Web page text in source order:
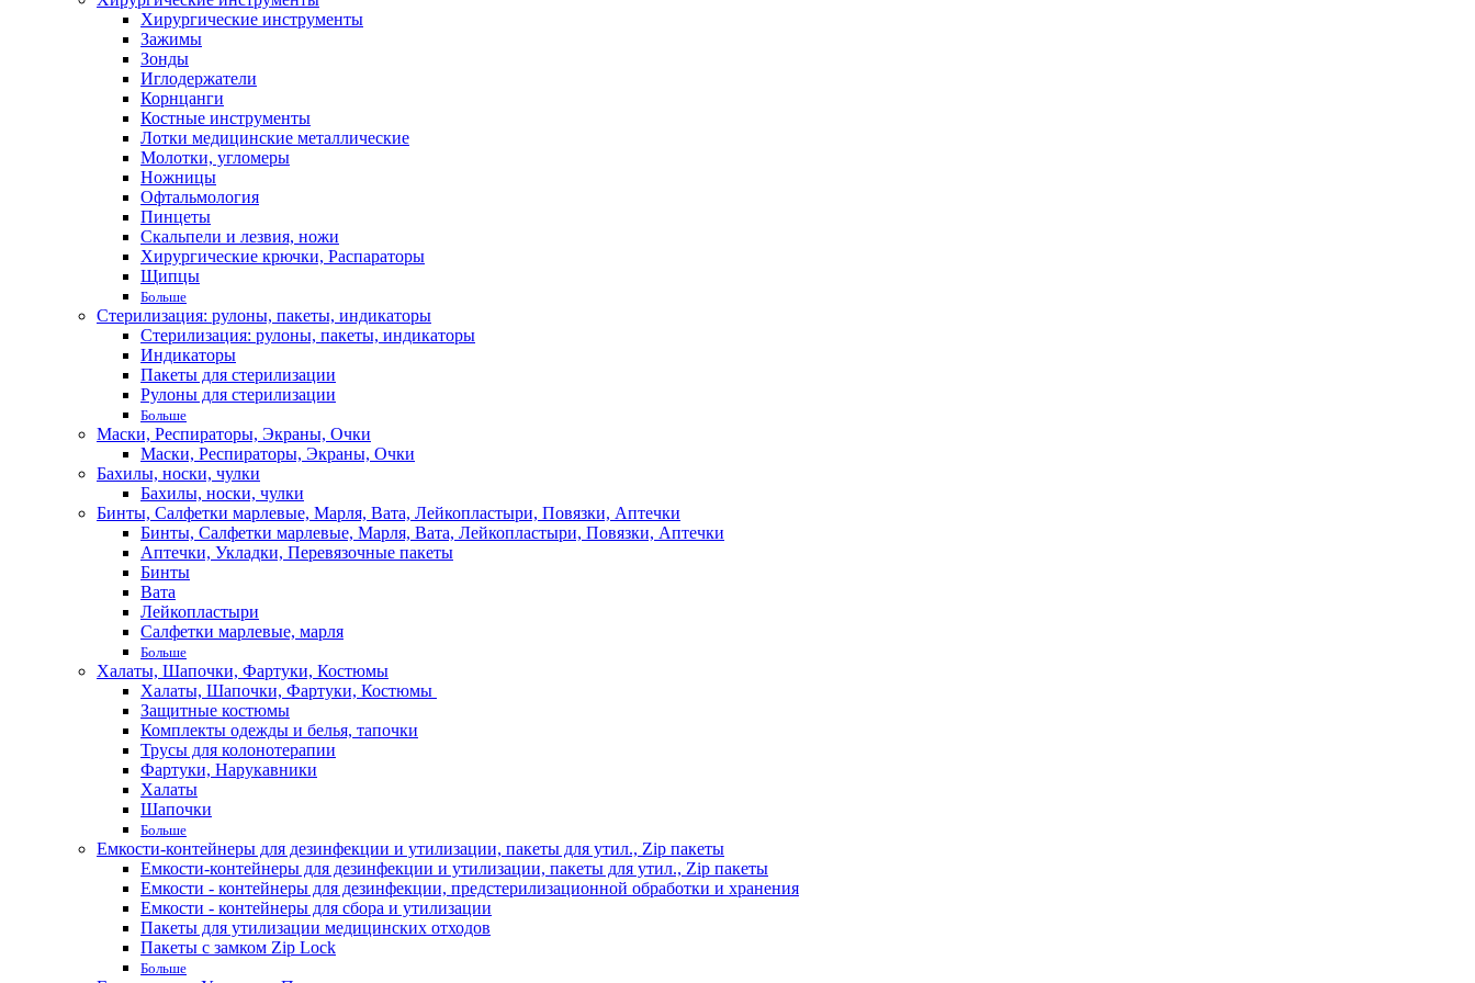
Хирургические инструменты
Зажимы
Зонды
Иглодержатели
Корнцанги
Костные инструменты
Лотки медицинские металлические
Молотки, угломеры
Ножницы
Офтальмология
Пинцеты
Скальпели и лезвия, ножи
Хирургические крючки, Распараторы
Щипцы
Больше
Стерилизация: рулоны, пакеты, индикаторы
Стерилизация: рулоны, пакеты, индикаторы
Индикаторы
Пакеты для стерилизации
Рулоны для стерилизации
Больше
Маски, Респираторы, Экраны, Очки
Маски, Респираторы, Экраны, Очки
Бахилы, носки, чулки
Бахилы, носки, чулки
Бинты, Салфетки марлевые, Марля, Вата, Лейкопластыри, Повязки, Аптечки
Бинты, Салфетки марлевые, Марля, Вата, Лейкопластыри, Повязки, Аптечки
Аптечки, Укладки, Перевязочные пакеты
Бинты
Вата
Лейкопластыри
Салфетки марлевые, марля
Больше
Халаты, Шапочки, Фартуки, Костюмы
Халаты, Шапочки, Фартуки, Костюмы
Защитные костюмы
Комплекты одежды и белья, тапочки
Трусы для колонотерапии
Фартуки, Нарукавники
Халаты
Шапочки
Больше
Емкости-контейнеры для дезинфекции и утилизации, пакеты для утил., Zip пакеты
Емкости-контейнеры для дезинфекции и утилизации, пакеты для утил., Zip пакеты
Емкости - контейнеры для дезинфекции, предстерилизационной обработки и хранения
Емкости - контейнеры для сбора и утилизации
Пакеты для утилизации медицинских отходов
Пакеты с замком Zip Lock
Больше